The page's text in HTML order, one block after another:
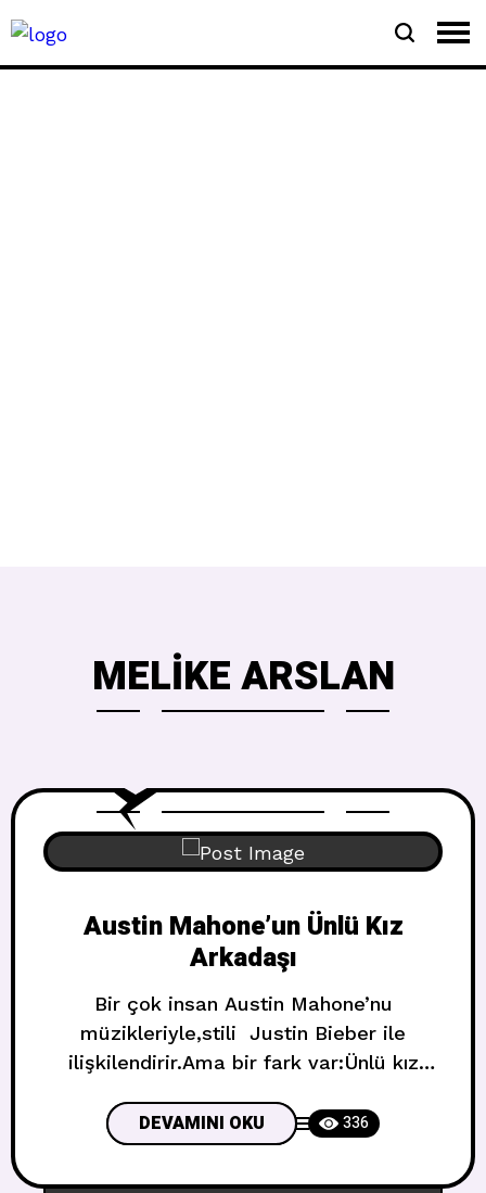
MELIKE ARSLAN
Austin Mahone’un Ünlü Kız
Arkadaşı
Bir çok insan Austin Mahone’nu
müzikleriyle,stili Justin Bieber ile
ilişkilendirir.Ama bir fark var:Ünlü kız
yarışmasındaki Fifth Harmony grubunun
üyelerinden olan 17 yaşında Camile
Cabello ile çıkıyor.Gerçekte Cabello ilk
DEVAMINI OKU 336